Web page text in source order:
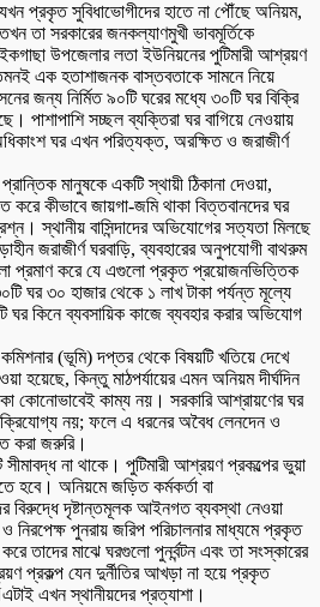
প্রকৃত সুবিধাভোগীদের হাতে না পৌঁছে অনিয়ম,
তা সরকারের জনকল্যাণমুখী ভাবমূর্তিকে
উপজেলার লতা ইউনিয়নের পুটিমারী আশ্রয়ণ
এক হতাশাজনক বাস্তবতাকে সামনে নিয়ে
জন্য নির্মিত ৯০টি ঘরের মধ্যে ৩০টি ঘর বিক্রি
পাশাপাশি সচ্ছল ব্যক্তিরা ঘর বাগিয়ে নেওয়ায়
ঘর এখন পরিত্যক্ত, অরক্ষিত ও জরাজীর্ণ
মানুষকে একটি স্থায়ী ঠিকানা দেওয়া,
করে কীভাবে জায়গা-জমি থাকা বিত্তবানদের ঘর
স্থানীয় বাসিন্দাদের অভিযোগের সত্যতা মিলছে
জরাজীর্ণ ঘরবাড়ি, ব্যবহারের অনুপযোগী বাথরুম
প্রমাণ করে যে এগুলো প্রকৃত প্রয়োজনভিত্তিক
ঘর ৩০ হাজার থেকে ১ লাখ টাকা পর্যন্ত মূল্যে
ঘর কিনে ব্যবসায়িক কাজে ব্যবহার করার অভিযোগ
(ভূমি) দপ্তর থেকে বিষয়টি খতিয়ে দেখে
হয়েছে, কিন্তু মাঠপর্যায়ের এমন অনিয়ম দীর্ঘদিন
কোনোভাবেই কাম্য নয়। সরকারি আশ্রায়ণের ঘর
নয়; ফলে এ ধরনের অবৈধ লেনদেন ও
করা জরুরি।
না থাকে। পুটিমারী আশ্রয়ণ প্রকল্পের ভুয়া
হবে। অনিয়মে জড়িত কর্মকর্তা বা
বিরুদ্ধে দৃষ্টান্তমূলক আইনগত ব্যবস্থা নেওয়া
পুনরায় জরিপ পরিচালনার মাধ্যমে প্রকৃত
তাদের মাঝে ঘরগুলো পুনর্বন্টন এবং তা সংস্কারের
যেন দুর্নীতির আখড়া না হয়ে প্রকৃত
এখন স্থানীয়দের প্রত্যাশা।